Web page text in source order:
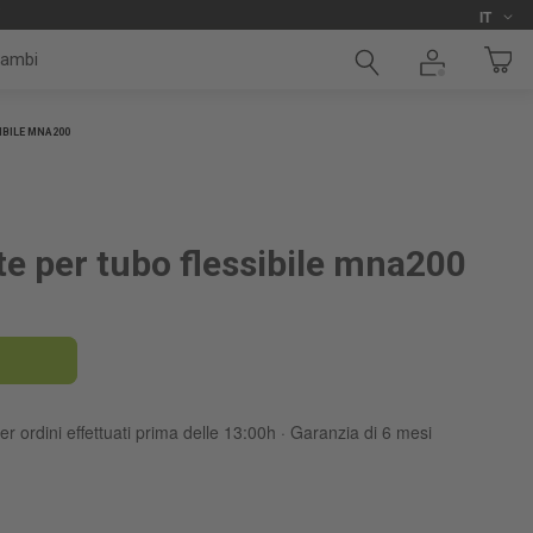
Lingua
IT
MNA200
per tubo flessibile mna200
ordini effettuati prima delle 13:00h · Garanzia di 6 mesi